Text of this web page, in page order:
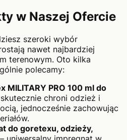
w Naszej Ofercie
szeroki wybór
nawet najbardziej
terenowym. Oto kilka
polecamy:
MILITARY PRO 100 ml do
chroni odzież i
jednocześnie zachowując
do goretexu, odzieży,